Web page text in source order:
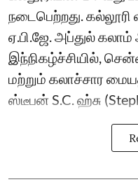
நடைபெற்றது.
ஏ.பி.ஜே. அப்துல்
இந்நிகழ்ச்சியில்,
மற்றும் கலாச்சார
ஸ்டீபன் S.C. ஹ்சு